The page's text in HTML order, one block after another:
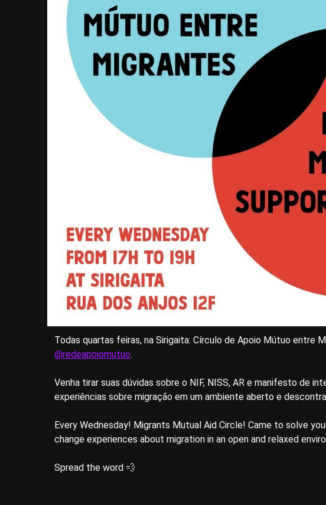
Todas quartas feiras, na Sirigaita: Círculo de Apoio Mútuo entre
@redeapoiomutuo.
Venha tirar suas dúvidas sobre o NIF, NISS, AR e manifesto de
experiências sobre migração em um ambiente aberto e
Every Wednesday! Migrants Mutual Aid Circle! Came to solve
change experiences about migration in an open and relaxed
Spread the word 💨